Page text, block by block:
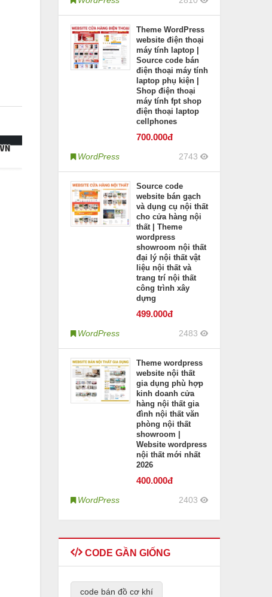
Theme WordPress
website điện thoại
máy tính laptop |
Source code bán
điện thoại máy tính
laptop phụ kiện |
Shop điện thoại
máy tính fpt shop
điện thoại laptop
cellphones
700.000đ
WordPress 2743
Source code
website bán gạch
và dụng cụ nội thất
cho cửa hàng nội
thất | Theme
wordpress
showroom nội thất
đại lý nội thất vật
liệu nội thất và
trang trí nội thất
công trình xây
dựng
499.000đ
WordPress 2483
Theme wordpress
website nội thất
gia dụng phù hợp
kinh doanh cửa
hàng nội thất gia
đình nội thất văn
phòng nội thất
showroom |
Website wordpress
nội thất mới nhất
2026
400.000đ
WordPress 2403
CODE GẦN GIỐNG
code bán đồ cơ khí